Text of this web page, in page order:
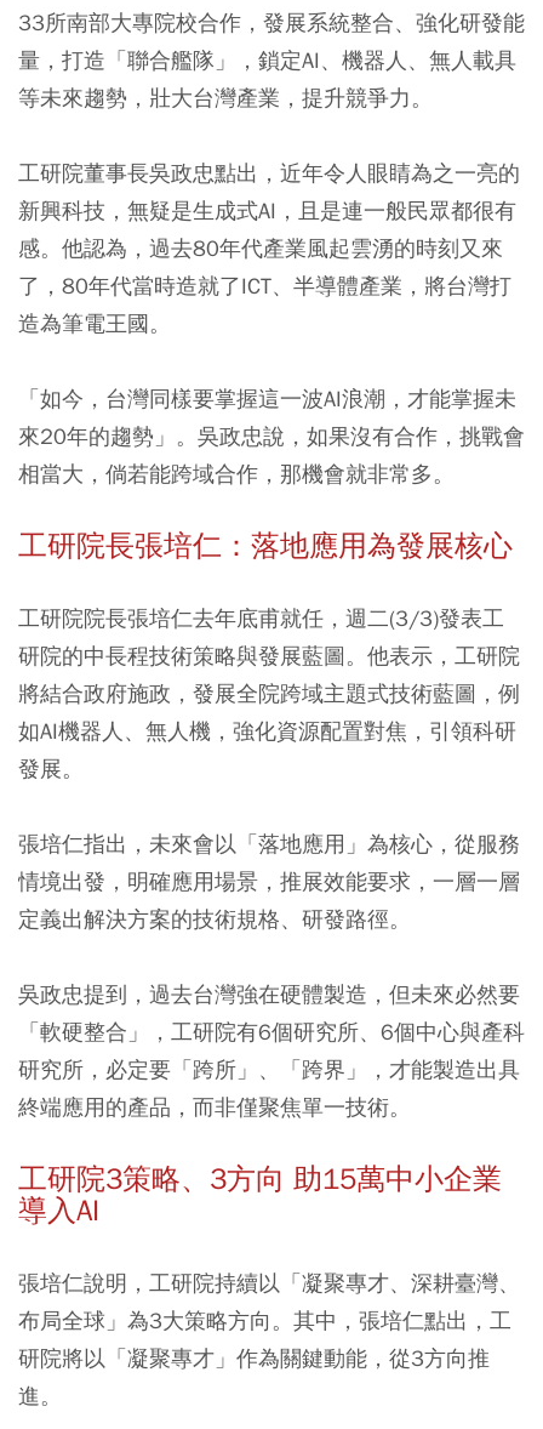
33所南部大專院校合作，發展系統整合、強化研發能
量，打造「聯合艦隊」，鎖定AI、機器人、無人載具
等未來趨勢，壯大台灣產業，提升競爭力。
工研院董事長吳政忠點出，近年令人眼睛為之一亮的
新興科技，無疑是生成式AI，且是連一般民眾都很有
感。他認為，過去80年代產業風起雲湧的時刻又來
了，80年代當時造就了ICT、半導體產業，將台灣打
造為筆電王國。
「如今，台灣同樣要掌握這一波AI浪潮，才能掌握未
來20年的趨勢」。吳政忠說，如果沒有合作，挑戰會
相當大，倘若能跨域合作，那機會就非常多。
工研院長張培仁：落地應用為發展核心
工研院院長張培仁去年底甫就任，週二(3/3)發表工
研院的中長程技術策略與發展藍圖。他表示，工研院
將結合政府施政，發展全院跨域主題式技術藍圖，例
如AI機器人、無人機，強化資源配置對焦，引領科研
發展。
張培仁指出，未來會以「落地應用」為核心，從服務
情境出發，明確應用場景，推展效能要求，一層一層
定義出解決方案的技術規格、研發路徑。
吳政忠提到，過去台灣強在硬體製造，但未來必然要
「軟硬整合」，工研院有6個研究所、6個中心與產科
研究所，必定要「跨所」、「跨界」，才能製造出具
終端應用的產品，而非僅聚焦單一技術。
工研院3策略、3方向 助15萬中小企業
導入AI
張培仁說明，工研院持續以「凝聚專才、深耕臺灣、
布局全球」為3大策略方向。其中，張培仁點出，工
研院將以「凝聚專才」作為關鍵動能，從3方向推
進。